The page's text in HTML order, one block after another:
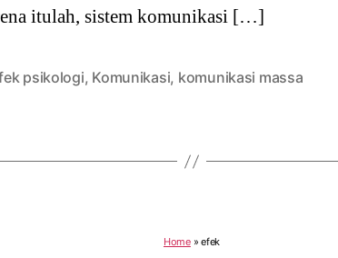
itulah, sistem komunikasi […]
psikologi, Komunikasi, komunikasi massa
Home»efek